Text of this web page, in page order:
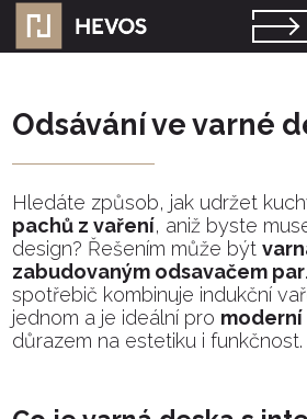
Odsávání ve varné
Hledáte způsob, jak udržet
pachů z vaření, aniž byste
design? Řešením může být
zabudovaným odsavačem par
spotřebič kombinuje indukční
jednom a je ideální pro moderní
důrazem na estetiku i funkčnost.